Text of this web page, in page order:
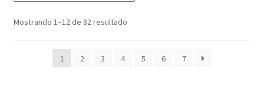
elegir
Mostrando 1–12 de 82 resultado
1 2 3 4 5 6 7